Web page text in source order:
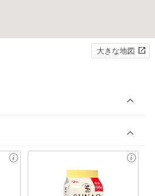
大きな地図